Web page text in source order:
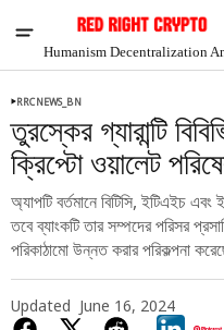
Humanism Decentralization
RRCNEWS_BN
তুরস্কের গ্যারান্টি
ক্রিপ্টো ওয়ালেট
অ্যাপটি বর্তমানে বিটিসি, ইটিএইচ
তবে ব্যাংকটি তার সম্পদের পরিসর
পরিকাঠামো উন্নত করার পরিকল্পনা
Updated June 16, 2024